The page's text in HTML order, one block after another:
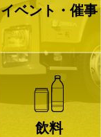
イベント・催事
飲料